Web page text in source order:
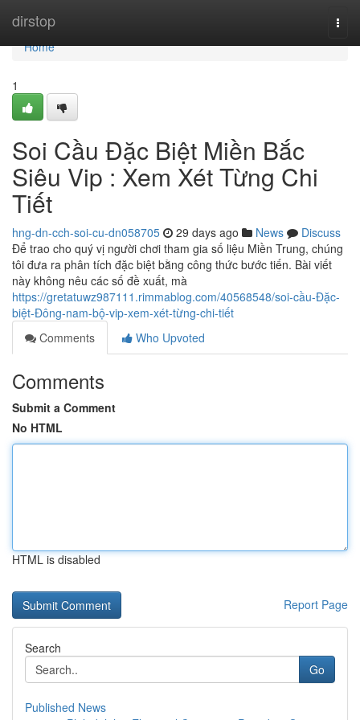
dirstop
Home
Home
1
Soi Cầu Đặc Biệt Miền Bắc
Siêu Vip : Xem Xét Từng Chi
Tiết
hng-dn-cch-soi-cu-dn058705 29 days ago News
Discuss
Để trao cho quý vị người chơi tham gia số liệu Miền Trung, chúng
tôi đưa ra phân tích đặc biệt bằng công thức bước tiến. Bài viết
này không nêu các số đề xuất, mà
https://gretatuwz987111.rimmablog.com/40568548/soi-cầu-Đặc-
biệt-Đông-nam-bộ-vip-xem-xét-từng-chi-tiết
Comments
Who Upvoted
Comments
Submit a Comment
No HTML
HTML is disabled
Report Page
Search
Go
Published News